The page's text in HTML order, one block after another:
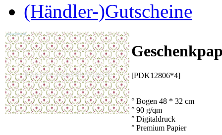
(Händler-)Gutscheine
[PDK12806*4]
° Bogen 48 * 32 cm
° 90 g/qm
° Digitaldruck
° Premium Papier